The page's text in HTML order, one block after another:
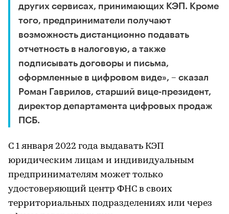
других сервисах, принимающих КЭП. Кроме
того, предприниматели получают
возможность дистанционно подавать
отчетность в налоговую, а также
подписывать договоры и письма,
оформленные в цифровом виде», – сказал
Роман Гаврилов, старший вице-президент,
директор департамента цифровых продаж
ПСБ.
С 1 января 2022 года выдавать КЭП
юридическим лицам и индивидуальным
предпринимателям может только
удостоверяющий центр ФНС в своих
территориальных подразделениях или через